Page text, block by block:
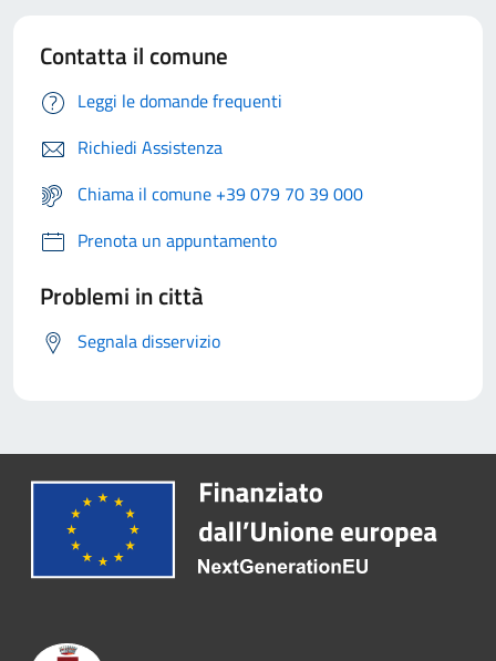
Contatta il comune
Leggi le domande frequenti
Richiedi Assistenza
Chiama il comune +39 079 70 39 000
Prenota un appuntamento
Problemi in città
Segnala disservizio